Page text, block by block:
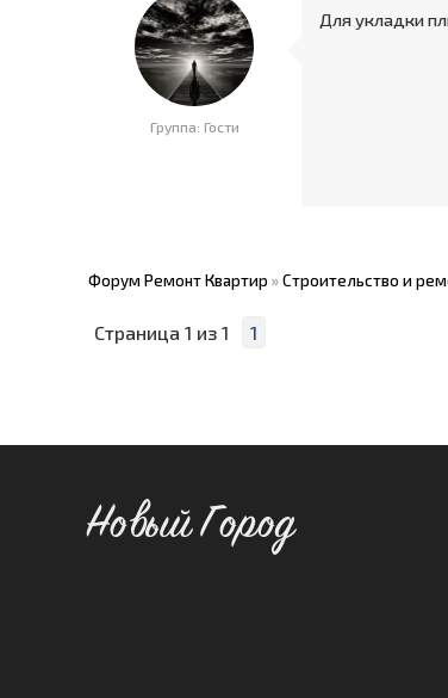
Группа: Гости
Для укладки
Форум Ремонт Квартир »Строительство и
Страница 1 из 1 1
Новый Город